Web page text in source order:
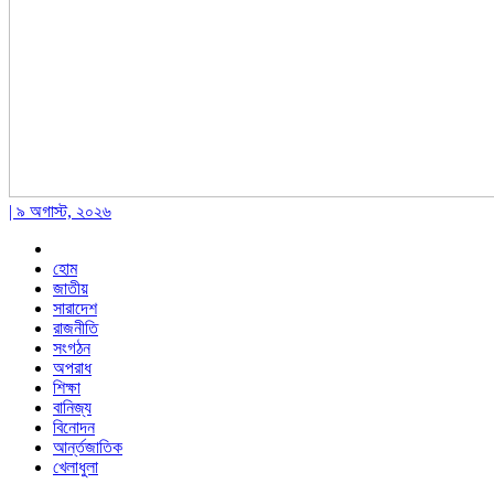
| ৯ অগাস্ট, ২০২৬
হোম
জাতীয়
সারাদেশ
রাজনীতি
সংগঠন
অপরাধ
শিক্ষা
বানিজ্য
বিনোদন
আর্ন্তজাতিক
খেলাধুলা